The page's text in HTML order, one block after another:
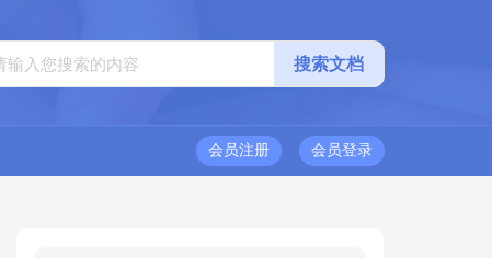
会员登录
会员注册